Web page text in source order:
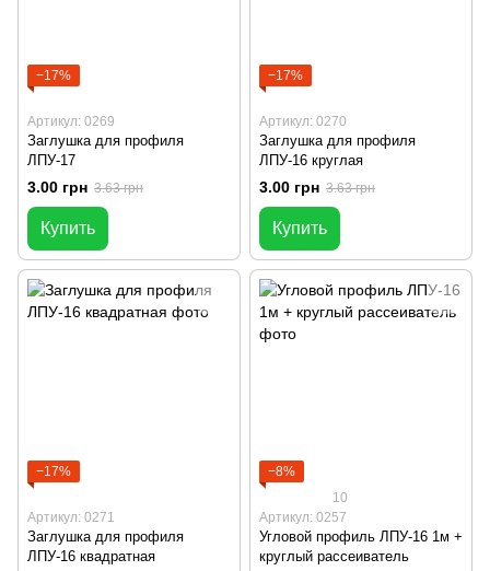
−17%
Артикул: 0269
Заглушка для профиля
ЛПУ-17
3.00 грн 3.63 грн
Купить
−17%
Артикул: 0270
Заглушка для профиля
ЛПУ-16 круглая
3.00 грн 3.63 грн
Купить
−17%
Артикул: 0271
Заглушка для профиля
ЛПУ-16 квадратная
−8%
10
Артикул: 0257
Угловой профиль ЛПУ-16 1м +
круглый рассеиватель